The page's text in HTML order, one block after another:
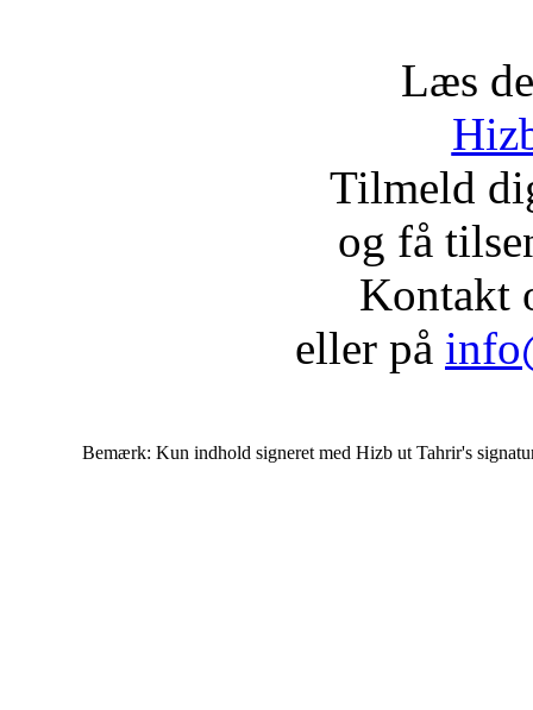
Læs
Tilmeld
og få
Kontakt
eller på
Bemærk: Kun indhold signeret med Hizb ut Tahrir's